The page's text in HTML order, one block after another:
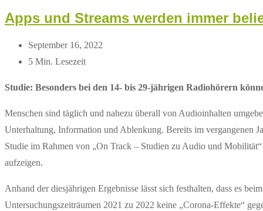
durchsuchen
Apps und Streams werden immer
Beitrag
zuletzt
am:
September 16, 2022
Lesedauer:
5 Min. Lesezeit
Studie: Besonders bei den 14- bis 29-jährigen Radiohörern
Menschen sind täglich und nahezu überall von Audioinhalten
Unterhaltung, Information und Ablenkung. Bereits im vergangenen
Studie im Rahmen von „On Track – Studien zu Audio und
aufzeigen.
Anhand der diesjährigen Ergebnisse lässt sich festhalten, dass es
Untersuchungszeiträumen 2021 zu 2022 keine „Corona-Effekte“